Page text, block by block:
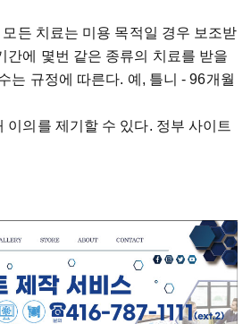
든 치료는 미용 목적일 경우 보조받
간에 몇번 같은 종류의 치료를 받을
는 규정에 따른다. 예, 틀니 - 96개월
이의를 제기할 수 있다. 정부 사이트